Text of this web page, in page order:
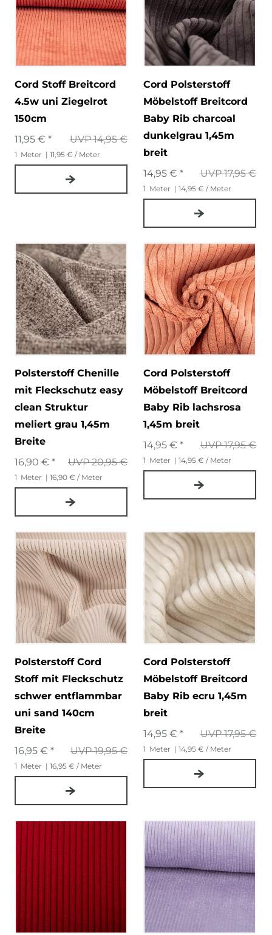
Cord Stoff Breitcord
4.5w uni Ziegelrot
150cm
UVP 14,95 €
11,95 € *
1 Meter | 11,95 € / Meter
Cord Polsterstoff
Möbelstoff Breitcord
Baby Rib charcoal
dunkelgrau 1,45m
breit
UVP 17,95 €
14,95 € *
1 Meter | 14,95 € / Meter
Polsterstoff Chenille
mit Fleckschutz easy
clean Struktur
meliert grau 1,45m
Breite
UVP 20,95 €
16,90 € *
1 Meter | 16,90 € / Meter
Cord Polsterstoff
Möbelstoff Breitcord
Baby Rib lachsrosa
1,45m breit
UVP 17,95 €
14,95 € *
1 Meter | 14,95 € / Meter
Polsterstoff Cord
Stoff mit Fleckschutz
schwer entflammbar
uni sand 140cm
Breite
UVP 19,95 €
16,95 € *
1 Meter | 16,95 € / Meter
Cord Polsterstoff
Möbelstoff Breitcord
Baby Rib ecru 1,45m
breit
UVP 17,95 €
14,95 € *
1 Meter | 14,95 € / Meter